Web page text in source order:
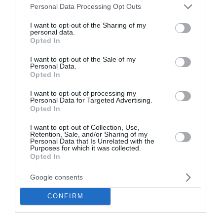
Please note that this website/app uses one or more Google
not limited to your visit or usage behaviour. You may click to
grant or deny consent to Google and its third-party tags to
use your data for below specified purposes in below Google
consent section.
Personal Data Processing Opt Outs
I want to opt-out of the Sharing of my
personal data.
Opted In
I want to opt-out of the Sale of my
Personal Data.
Opted In
I want to opt-out of processing my
Personal Data for Targeted Advertising.
Opted In
I want to opt-out of Collection, Use,
Retention, Sale, and/or Sharing of my
Personal Data that Is Unrelated with the
Purposes for which it was collected.
Opted In
Google consents
CONFIRM
Δημοτικό Ωδείο Καλαμάτας
00:01 | 06 Αυγούστου 2026 Πολιτισμός
«Το Κιβώτιο» του Άρη
Αλεξάνδρου στο studio